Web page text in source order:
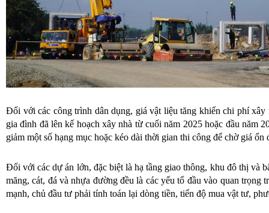
Đối với các công trình dân dụng, giá vật liệu tăng khiến chi phí
gia đình đã lên kế hoạch xây nhà từ cuối năm 2025 hoặc đầu năm
giảm một số hạng mục hoặc kéo dài thời gian thi công để chờ giá ổn
Đối với các dự án lớn, đặc biệt là hạ tầng giao thông, khu đô thị và
măng, cát, đá và nhựa đường đều là các yếu tố đầu vào quan
mạnh, chủ đầu tư phải tính toán lại dòng tiền, tiến độ mua vật tư,